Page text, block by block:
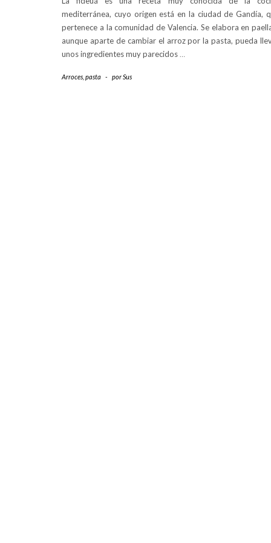
mediterránea, cuyo origen está en la ciudad de Gandía,
pertenece a la comunidad de Valencia. Se elabora en
aunque aparte de cambiar el arroz por la pasta, pueda
unos ingredientes muy parecidos …
Arroces, pasta - porSus